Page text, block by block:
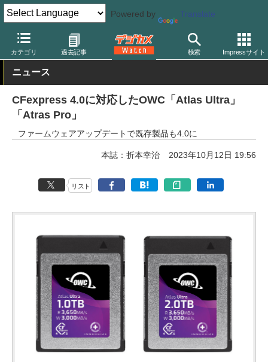
Powered by Translate
カテゴリ 過去記事 検索 Impressサイト
デジカメ Watch 撮影用品 記録メディア/カードリーダー OWC
ニュース
CFexpress 4.0に対応したOWC「Atlas Ultra」
「Atras Pro」
ファームウェアアップデートで既存製品も4.0に
本誌：折本幸治 2023年10月12日 19:56
リスト